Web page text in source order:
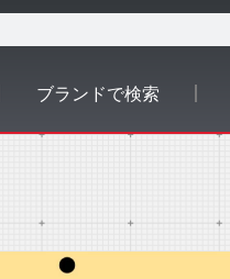
ブランドで検索